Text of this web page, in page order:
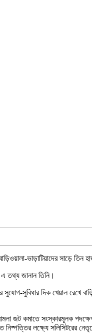
ভাড়াটিয়াদের সাড়ে তিন
এ তথ্য জানান তিনি।
সুযোগ-সুবিধার দিক খেয়াল
মামলা জট কমাতে সংস্কারমূলক
লক্ষ্যে সলিসিটরের